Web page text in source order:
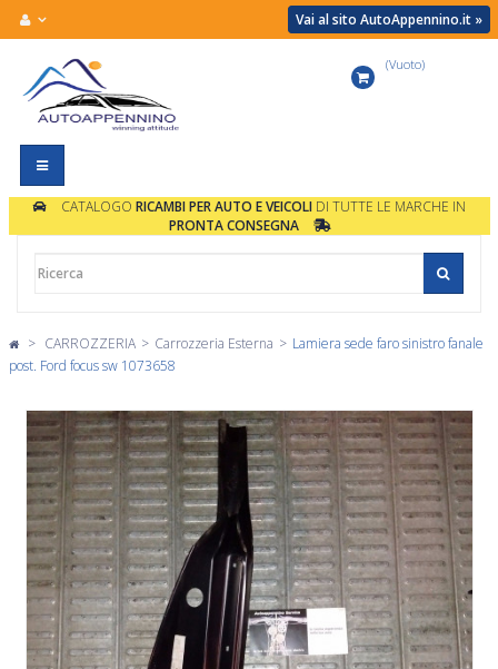
Vai al sito AutoAppennino.it »
Navigazione
Toggle
(Vuoto)
CATALOGO RICAMBI PER AUTO E VEICOLIDI TUTTE LE MARCHE IN
PRONTA CONSEGNA
> CARROZZERIA > Carrozzeria Esterna > Lamiera sede faro sinistro fanale
post. Ford focus sw 1073658